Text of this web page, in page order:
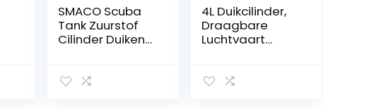
SMACO Scuba
Tank Zuurstof
Cilinder Duiken
met 15-20
4L Duikcilinder,
Draagbare
Luchtvaart
Onderwaterade